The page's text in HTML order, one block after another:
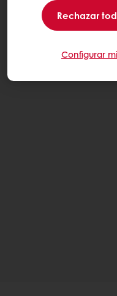
Rechazar
Configurar